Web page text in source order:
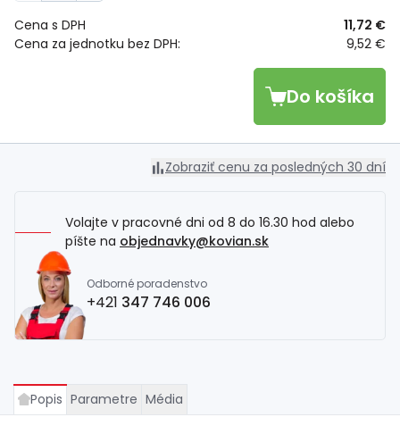
Cena za jednotku bez DPH: 9,52 €
Cena s DPH 11,72 €
Do košíka
Zobraziť cenu za posledných 30 dní
Volajte v pracovné dni od 8 do 16.30 hod alebo
píšte na objednavky@kovian.sk
Odborné poradenstvo
+421 347 746 006
Popis Parametre Média